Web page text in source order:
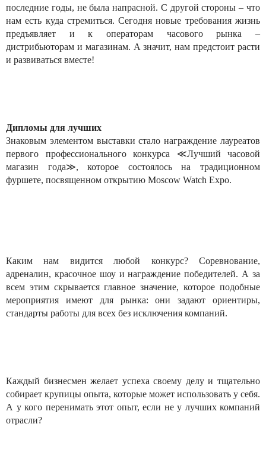
последние годы, не была напрасной. С другой стороны – что
нам есть куда стремиться. Сегодня новые требования жизнь
предъявляет и к операторам часового рынка –
дистрибьюторам и магазинам. А значит, нам предстоит расти
и развиваться вместе!
Дипломы для лучших
Знаковым элементом выставки стало награждение лауреатов
первого профессионального конкурса ≪Лучший часовой
магазин года≫, которое состоялось на традиционном
фуршете, посвященном открытию Moscow Watch Expo.
Каким нам видится любой конкурс? Соревнование,
адреналин, красочное шоу и награждение победителей. А за
всем этим скрывается главное значение, которое подобные
мероприятия имеют для рынка: они задают ориентиры,
стандарты работы для всех без исключения компаний.
Каждый бизнесмен желает успеха своему делу и тщательно
собирает крупицы опыта, которые может использовать у себя.
А у кого перенимать этот опыт, если не у лучших компаний
отрасли?